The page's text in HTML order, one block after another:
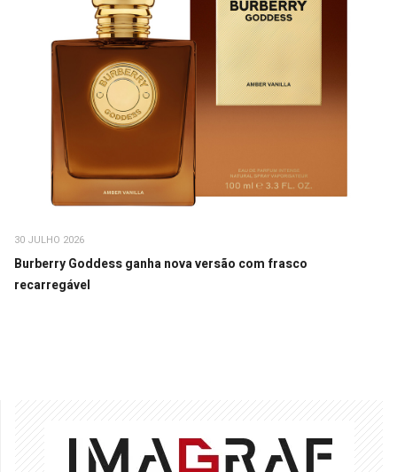
30 JULHO 2026
Burberry Goddess ganha nova versão com frasco
recarregável